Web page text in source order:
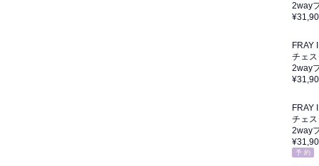
2way
FRAY
チェ
2way
FRAY
チェ
2way
予 約